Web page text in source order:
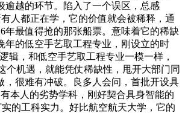
逾越的环节。陷入了一个误区，总感
人都正在学，它的价值就会被稀释，通
年最值得抢的那张船票。意味着它的稀缺
年的低空手艺取工程专业，刚设立的时
辑，和低空手艺取工程专业一模一样，
个机遇，就能凭仗稀缺性，甩开大部门同
，很难有冲破。良多人会问，首批开设具
本人的劣势学科，刚好契合具身智能的
的工科实力。好比航空航天大学，它的